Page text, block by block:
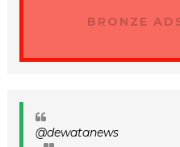
BRONZE
@dewatanews